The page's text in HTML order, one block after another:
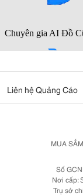
Liên hệ Quảng Cáo
MUA
Số
Nơi cấp:
Trụ sở